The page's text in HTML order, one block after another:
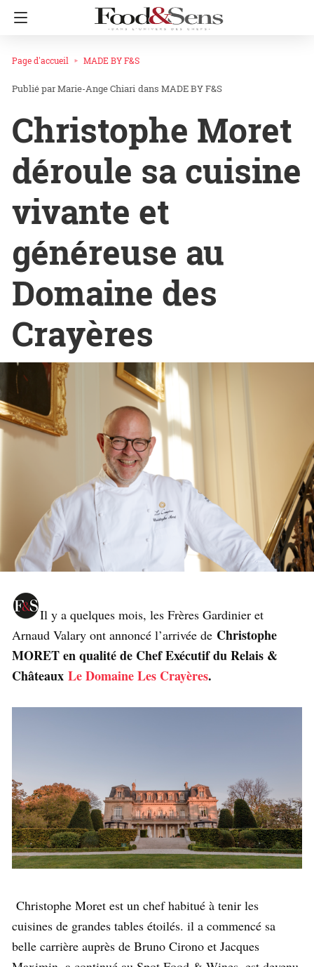
Page d'accueil MADE BY F&S
Marie-Ange Chiari dans MADE BY F&S
Christophe Moret
déroule sa cuisine
vivante et
généreuse au
Domaine des
Crayères
Il y a quelques mois, les Frères Gardinier et
Arnaud Valary ont annoncé l’arrivée de Christophe
MORET en qualité de Chef Exécutif du Relais &
Châteaux Le Domaine Les Crayères.
Christophe Moret est un chef habitué à tenir les
cuisines de grandes tables étoilés. il a commencé sa
belle carrière auprès de Bruno Cirono et Jacques